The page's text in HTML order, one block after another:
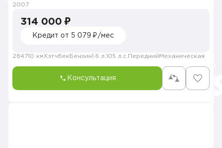
2007
314 000 ₽
Кредит от 5 079 ₽/мес
284710 кмХэтчбек Бензин1.6 л. 105 л.с. Передний Механическая
Консультация